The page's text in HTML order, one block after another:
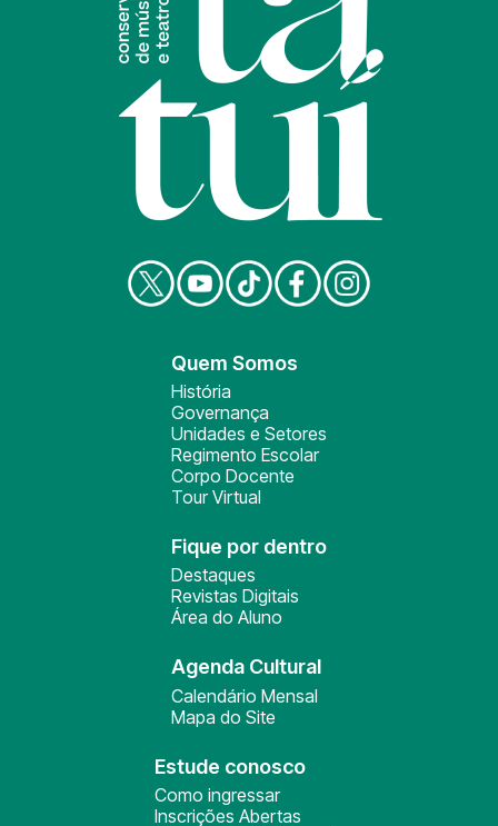
Quem Somos
História
Governança
Unidades e Setores
Regimento Escolar
Corpo Docente
Tour Virtual
Fique por dentro
Destaques
Revistas Digitais
Área do Aluno
Agenda Cultural
Calendário Mensal
Mapa do Site
Estude conosco
Como ingressar
Inscrições Abertas